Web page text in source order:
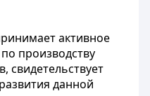
активное
производству
свидетельствует
данной